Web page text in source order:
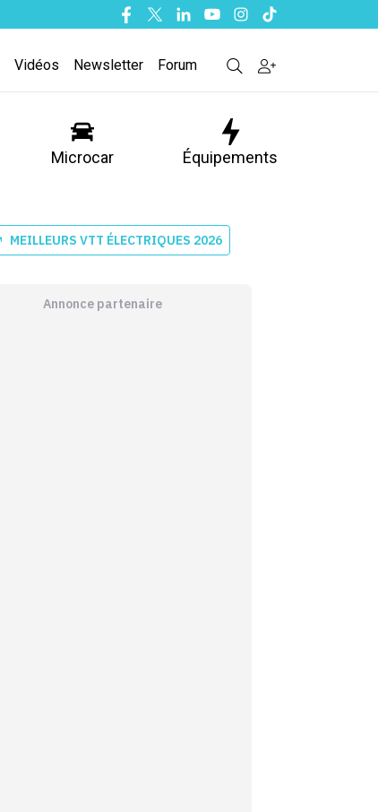
Facebook
TwitterLinkedinYoutubeInstagram
Tiktok
Vidéos Newsletter Forum
Microcar Équipements
MEILLEURS VTT ÉLECTRIQUES 2026
Annonce partenaire